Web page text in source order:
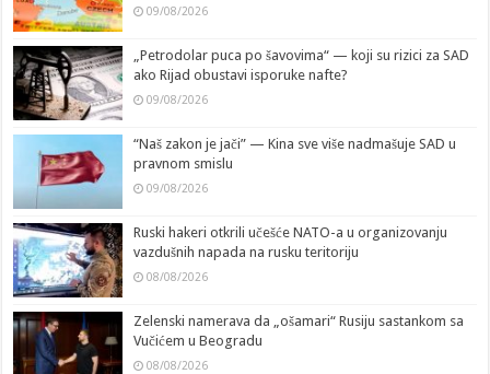
09/08/2026
„Petrodolar puca po šavovima“ — koji su rizici za SAD
ako Rijad obustavi isporuke nafte?
09/08/2026
“Naš zakon je jači” — Kina sve više nadmašuje SAD u
pravnom smislu
09/08/2026
Ruski hakeri otkrili učešće NATO-a u organizovanju
vazdušnih napada na rusku teritoriju
08/08/2026
Zelenski namerava da „ošamari“ Rusiju sastankom sa
Vučićem u Beogradu
08/08/2026